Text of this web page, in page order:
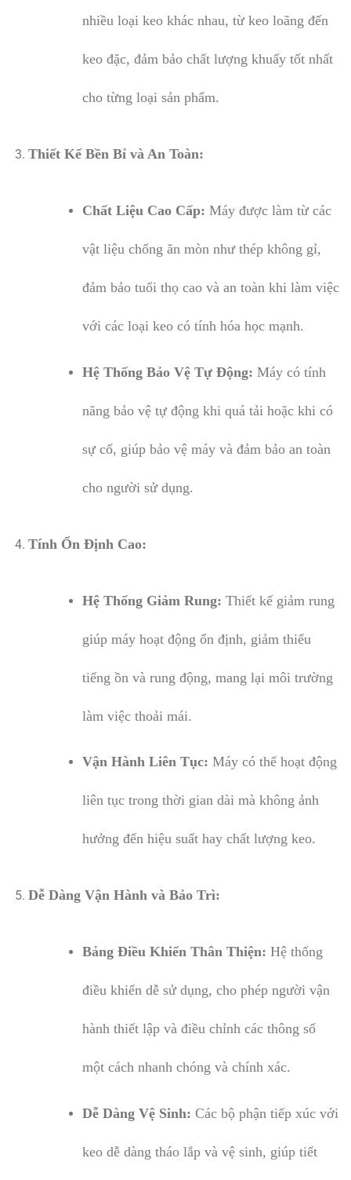
nhiều loại keo khác nhau, từ keo loãng đến
keo đặc, đảm bảo chất lượng khuấy tốt nhất
cho từng loại sản phẩm.
Thiết Kế Bền Bỉ và An Toàn:
Chất Liệu Cao Cấp: Máy được làm từ các
vật liệu chống ăn mòn như thép không gỉ,
đảm bảo tuổi thọ cao và an toàn khi làm việc
với các loại keo có tính hóa học mạnh.
Hệ Thống Bảo Vệ Tự Động: Máy có tính
năng bảo vệ tự động khi quá tải hoặc khi có
sự cố, giúp bảo vệ máy và đảm bảo an toàn
cho người sử dụng.
Tính Ổn Định Cao:
Hệ Thống Giảm Rung: Thiết kế giảm rung
giúp máy hoạt động ổn định, giảm thiểu
tiếng ồn và rung động, mang lại môi trường
làm việc thoải mái.
Vận Hành Liên Tục: Máy có thể hoạt động
liên tục trong thời gian dài mà không ảnh
hưởng đến hiệu suất hay chất lượng keo.
Dễ Dàng Vận Hành và Bảo Trì:
Bảng Điều Khiển Thân Thiện: Hệ thống
điều khiển dễ sử dụng, cho phép người vận
hành thiết lập và điều chỉnh các thông số
một cách nhanh chóng và chính xác.
Dễ Dàng Vệ Sinh: Các bộ phận tiếp xúc với
keo dễ dàng tháo lắp và vệ sinh, giúp tiết